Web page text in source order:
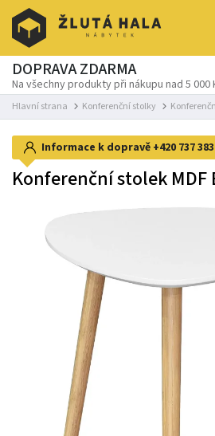
DOPRAVA ZDARMA
Na všechny produkty při nákupu nad 5 000
Hlavní strana Konferenční stolky
Informace k dopravě +420 737
Konferenční stolek MDF